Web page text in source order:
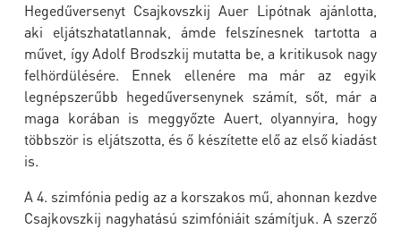
Hegedűversenyt Csajkovszkij Auer Lipótnak ajánlotta,
aki eljátszhatatlannak, ámde felszínesnek tartotta a
művet, így Adolf Brodszkij mutatta be, a kritikusok nagy
felhördülésére. Ennek ellenére ma már az egyik
legnépszerűbb hegedűversenynek számít, sőt, már a
maga korában is meggyőzte Auert, olyannyira, hogy
többször is eljátszotta, és ő készítette elő az első kiadást
is.
A 4. szimfónia pedig az a korszakos mű, ahonnan kezdve
Csajkovszkij nagyhatású szimfóniáit számítjuk. A szerző